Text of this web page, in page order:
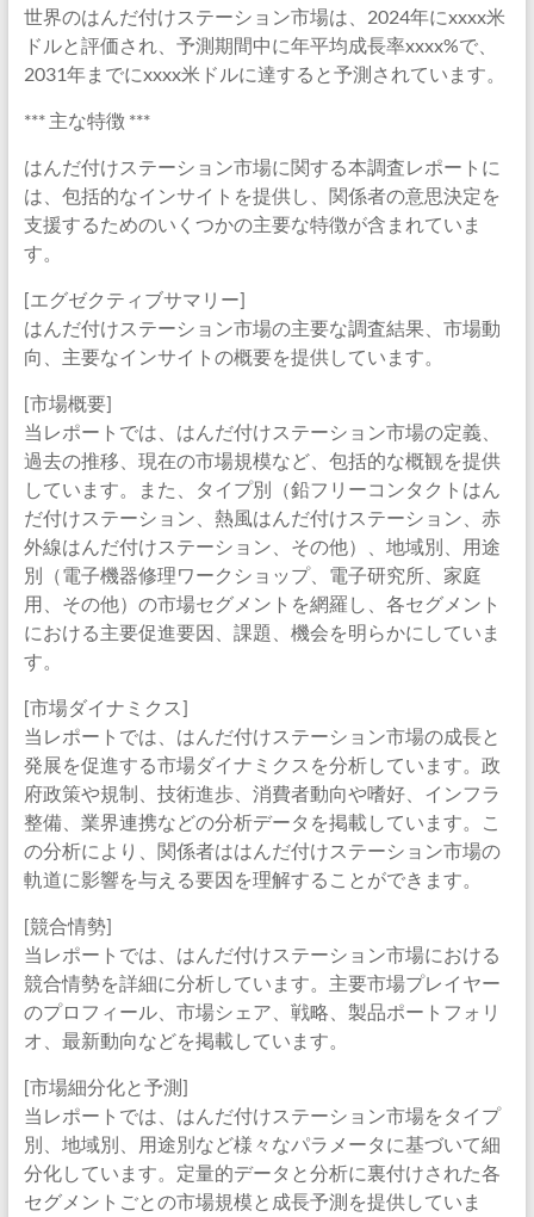
世界のはんだ付けステーション市場は、2024年にxxxx米
ドルと評価され、予測期間中に年平均成長率xxxx%で、
2031年までにxxxx米ドルに達すると予測されています。
*** 主な特徴 ***
はんだ付けステーション市場に関する本調査レポートに
は、包括的なインサイトを提供し、関係者の意思決定を
支援するためのいくつかの主要な特徴が含まれていま
す。
[エグゼクティブサマリー]
はんだ付けステーション市場の主要な調査結果、市場動
向、主要なインサイトの概要を提供しています。
[市場概要]
当レポートでは、はんだ付けステーション市場の定義、
過去の推移、現在の市場規模など、包括的な概観を提供
しています。また、タイプ別（鉛フリーコンタクトはん
だ付けステーション、熱風はんだ付けステーション、赤
外線はんだ付けステーション、その他）、地域別、用途
別（電子機器修理ワークショップ、電子研究所、家庭
用、その他）の市場セグメントを網羅し、各セグメント
における主要促進要因、課題、機会を明らかにしていま
す。
[市場ダイナミクス]
当レポートでは、はんだ付けステーション市場の成長と
発展を促進する市場ダイナミクスを分析しています。政
府政策や規制、技術進歩、消費者動向や嗜好、インフラ
整備、業界連携などの分析データを掲載しています。こ
の分析により、関係者ははんだ付けステーション市場の
軌道に影響を与える要因を理解することができます。
[競合情勢]
当レポートでは、はんだ付けステーション市場における
競合情勢を詳細に分析しています。主要市場プレイヤー
のプロフィール、市場シェア、戦略、製品ポートフォリ
オ、最新動向などを掲載しています。
[市場細分化と予測]
当レポートでは、はんだ付けステーション市場をタイプ
別、地域別、用途別など様々なパラメータに基づいて細
分化しています。定量的データと分析に裏付けされた各
セグメントごとの市場規模と成長予測を提供していま